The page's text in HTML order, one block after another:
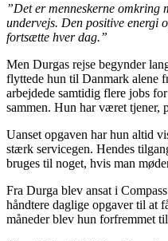
”Det er menneskerne omkring
undervejs. Den positive energi
fortsætte hver dag.”
Men Durgas rejse begynder
flyttede hun til Danmark alene
arbejdede samtidig flere jobs
sammen. Hun har været tjener,
Uanset opgaven har hun altid
stærk servicegen. Hendes
bruges til noget, hvis man
Fra Durga blev ansat i
håndtere daglige opgaver til at
måneder blev hun forfremmet